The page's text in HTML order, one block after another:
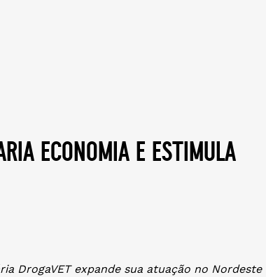
economia e estimula
DrogaVET expande sua atuação no Nordeste